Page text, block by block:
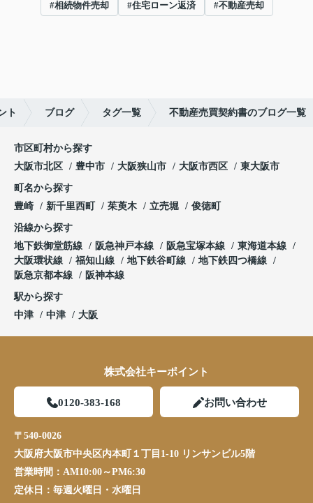
#相続物件売却 #住宅ローン返済 #不動産売却
ト ブログ タグ一覧 不動産売買契約書のブログ一覧
市区町村から探す
大阪市北区
豊中市 大阪狭山市 大阪市西区 東大阪市
町名から探す
豊崎
新千里西町 茱萸木 立売堀 俊徳町
沿線から探す
地下鉄御堂筋線
阪急神戸本線 阪急宝塚本線
東海道本線
大阪環状線
福知山線 地下鉄谷町線
地下鉄四つ橋線
阪急京都本線
阪神本線
駅から探す
中津
中津 大阪
株式会社キーポイント
0120-383-168 お問い合わせ
〒540-0026
大阪府大阪市中央区内本町１丁目1-10 リンサンビル5階
営業時間： AM10:00～PM6:30
定休日： 毎週火曜日・水曜日